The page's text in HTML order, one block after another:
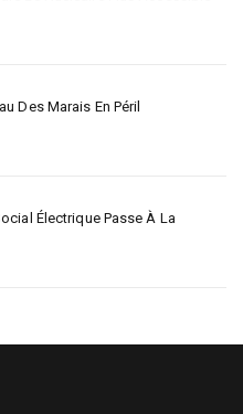
Des Marais En Péril
Électrique Passe À La